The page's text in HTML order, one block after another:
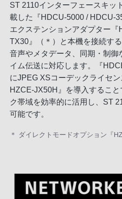
ST 2110インターフェースキッ
載した『HDCU-5000 / HDCU-
エクステンションアダプター
TX30』（＊）と本機を接続す
音声やメタデータ、同期・制御
イム伝送に対応します。『
にJPEG XSコーデックライセ
HZCE-JX50H』を導入するこ
ク帯域を効率的に活用し、ST
可能です。
＊ ダイレクトモードオプション『